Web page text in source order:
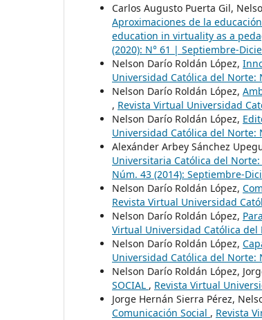
Carlos Augusto Puerta Gil,
Aproximaciones de la
education in virtuality as a
(2020): N° 61 | Septiembre-
Nelson Darío Roldán López,
Universidad Católica del Norte:
Nelson Darío Roldán López,
, Revista Virtual Universidad
Nelson Darío Roldán López,
Universidad Católica del Norte:
Alexánder Arbey Sánchez
Universitaria Católica del
Núm. 43 (2014): Septiembre-
Nelson Darío Roldán López,
Revista Virtual Universidad
Nelson Darío Roldán López,
Virtual Universidad Católica
Nelson Darío Roldán López,
Universidad Católica del Norte:
Nelson Darío Roldán López,
SOCIAL , Revista Virtual
Jorge Hernán Sierra Pérez,
Comunicación Social , Revista